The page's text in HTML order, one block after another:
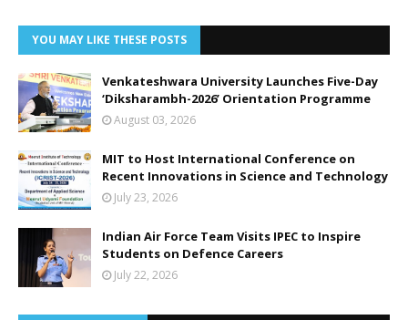
YOU MAY LIKE THESE POSTS
Venkateshwara University Launches Five-Day
‘Diksharambh-2026’ Orientation Programme
August 03, 2026
MIT to Host International Conference on
Recent Innovations in Science and Technology
July 23, 2026
Indian Air Force Team Visits IPEC to Inspire
Students on Defence Careers
July 22, 2026